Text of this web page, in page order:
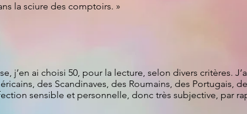
la sciure des comptoirs. »
j’en ai choisi 50, pour la lecture, selon divers critères.
des Scandinaves, des Roumains, des Portugais,
sensible et personnelle, donc très subjective, par